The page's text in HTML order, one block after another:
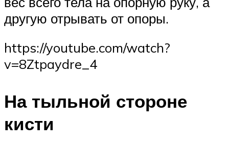
другую отрывать от опоры.
https://youtube.com/watch?
v=8Ztpaydre_4
На тыльной стороне
кисти